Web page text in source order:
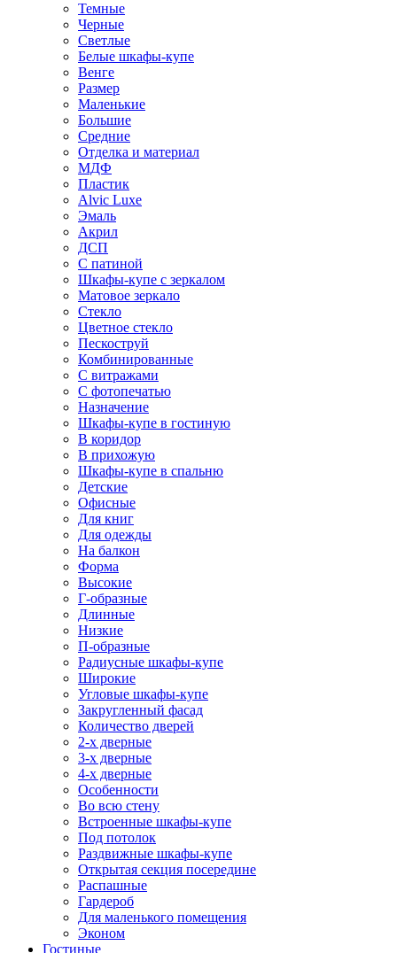
Темные
Черные
Светлые
Белые шкафы-купе
Венге
Размер
Маленькие
Большие
Средние
Отделка и материал
МДФ
Пластик
Alvic Luxe
Эмаль
Акрил
ДСП
С патиной
Шкафы-купе с зеркалом
Матовое зеркало
Стекло
Цветное стекло
Пескоструй
Комбинированные
С витражами
С фотопечатью
Назначение
Шкафы-купе в гостиную
В коридор
В прихожую
Шкафы-купе в спальню
Детские
Офисные
Для книг
Для одежды
На балкон
Форма
Высокие
Г-образные
Длинные
Низкие
П-образные
Радиусные шкафы-купе
Широкие
Угловые шкафы-купе
Закругленный фасад
Количество дверей
2-х дверные
3-х дверные
4-х дверные
Особенности
Во всю стену
Встроенные шкафы-купе
Под потолок
Раздвижные шкафы-купе
Открытая секция посередине
Распашные
Гардероб
Для маленького помещения
Эконом
Гостиные